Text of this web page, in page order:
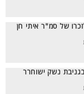
של סמ"ר איתי חן
נשק ישוחרר